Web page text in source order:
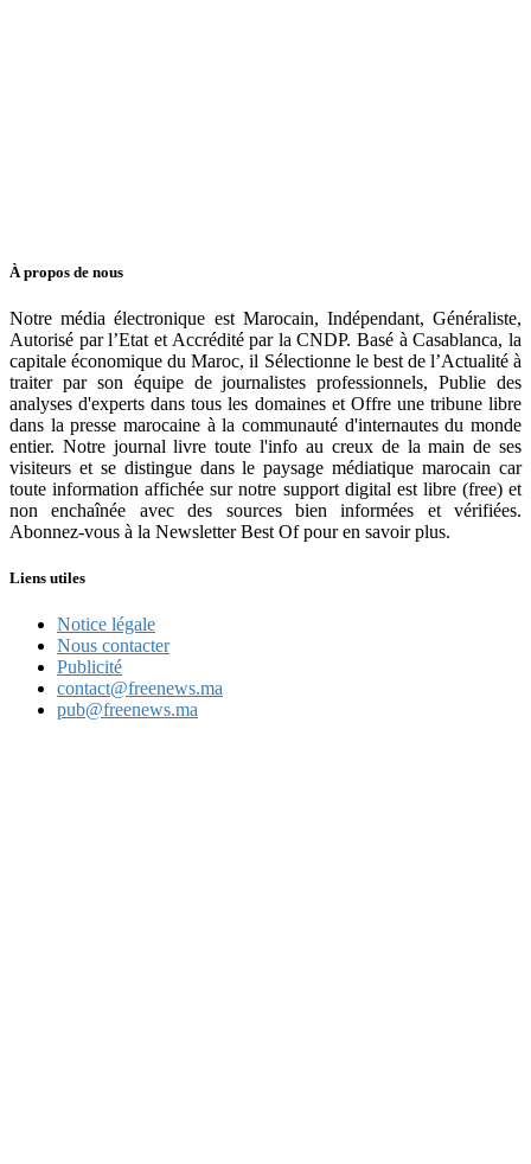
À propos de nous
Notre média électronique est Marocain, Indépendant, Généraliste,
Autorisé par l’Etat et Accrédité par la CNDP. Basé à Casablanca, la
capitale économique du Maroc, il Sélectionne le best de l’Actualité à
traiter par son équipe de journalistes professionnels, Publie des
analyses d'experts dans tous les domaines et Offre une tribune libre
dans la presse marocaine à la communauté d'internautes du monde
entier. Notre journal livre toute l'info au creux de la main de ses
visiteurs et se distingue dans le paysage médiatique marocain car
toute information affichée sur notre support digital est libre (free) et
non enchaînée avec des sources bien informées et vérifiées.
Abonnez-vous à la Newsletter Best Of pour en savoir plus.
Liens utiles
Notice légale
Nous contacter
Publicité
contact@freenews.ma
pub@freenews.ma